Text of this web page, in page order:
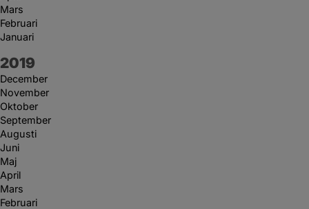
Mars
Februari
Januari
År:
2019
December
November
Oktober
September
Augusti
Juni
Maj
April
Mars
Februari